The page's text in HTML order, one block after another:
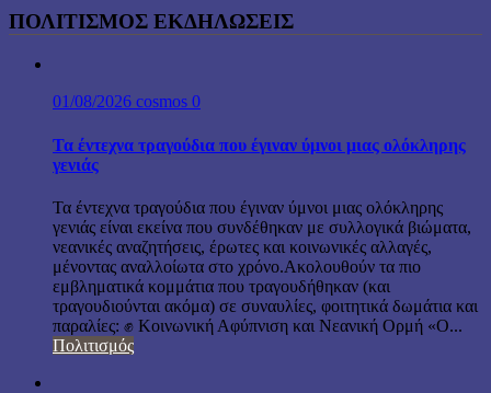
ΠΟΛΙΤΙΣΜΟΣ ΕΚΔΗΛΩΣΕΙΣ
01/08/2026 cosmos 0
Τα έντεχνα τραγούδια που έγιναν ύμνοι μιας ολόκληρης
γενιάς
Τα έντεχνα τραγούδια που έγιναν ύμνοι μιας ολόκληρης
γενιάς είναι εκείνα που συνδέθηκαν με συλλογικά βιώματα,
νεανικές αναζητήσεις, έρωτες και κοινωνικές αλλαγές,
μένοντας αναλλοίωτα στο χρόνο.Ακολουθούν τα πιο
εμβληματικά κομμάτια που τραγουδήθηκαν (και
τραγουδιούνται ακόμα) σε συναυλίες, φοιτητικά δωμάτια και
παραλίες: ✊ Κοινωνική Αφύπνιση και Νεανική Ορμή «Ο...
Πολιτισμός